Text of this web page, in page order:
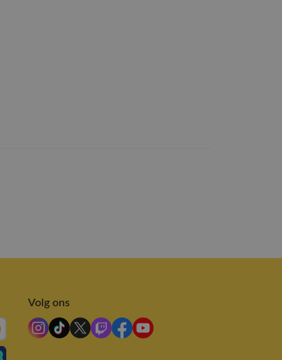
Volg ons